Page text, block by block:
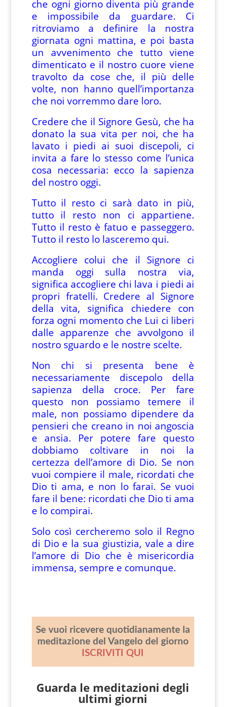
che ogni giorno diventa più grande
e impossibile da guardare. Ci
ritroviamo a definire la nostra
giornata ogni mattina, e poi basta
un avvenimento che tutto viene
dimenticato e il nostro cuore viene
travolto da cose che, il più delle
volte, non hanno quell’importanza
che noi vorremmo dare loro.
Credere che il Signore Gesù, che ha
donato la sua vita per noi, che ha
lavato i piedi ai suoi discepoli, ci
invita a fare lo stesso come l’unica
cosa necessaria: ecco la sapienza
del nostro oggi.
Tutto il resto ci sarà dato in più,
tutto il resto non ci appartiene.
Tutto il resto è fatuo e passeggero.
Tutto il resto lo lasceremo qui.
Accogliere colui che il Signore ci
manda oggi sulla nostra via,
significa accogliere chi lava i piedi ai
propri fratelli. Credere al Signore
della vita, significa chiedere con
forza ogni momento che Lui ci liberi
dalle apparenze che avvolgono il
nostro sguardo e le nostre scelte.
Non chi si presenta bene è
necessariamente discepolo della
sapienza della croce. Per fare
questo non possiamo temere il
male, non possiamo dipendere da
pensieri che creano in noi angoscia
e ansia. Per potere fare questo
dobbiamo coltivare in noi la
certezza dell’amore di Dio. Se non
vuoi compiere il male, ricordati che
Dio ti ama, e non lo farai. Se vuoi
fare il bene: ricordati che Dio ti ama
e lo compirai.
Solo così cercheremo solo il Regno
di Dio e la sua giustizia, vale a dire
l’amore di Dio che è misericordia
immensa, sempre e comunque.
Se vuoi ricevere quotidianamente la
meditazione del Vangelo del giorno
ISCRIVITI QUI
Guarda le meditazioni degli
ultimi giorni